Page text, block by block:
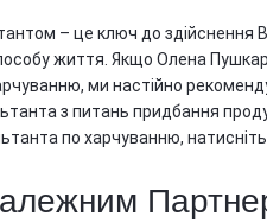
– це ключ до здійснення
життя. Якщо Олена
ми настійно
з питань придбання
по харчуванню,